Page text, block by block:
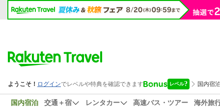
国内宿泊 交通＋宿 レンタカー 高速バス・ツアー
海外旅